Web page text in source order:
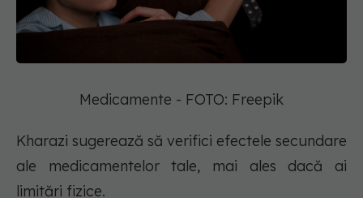
Medicamente - FOTO: Freepik
Kharazi sugerează să verifici efectele secundare
ale medicamentelor tale, mai ales dacă ai
limitări fizice.